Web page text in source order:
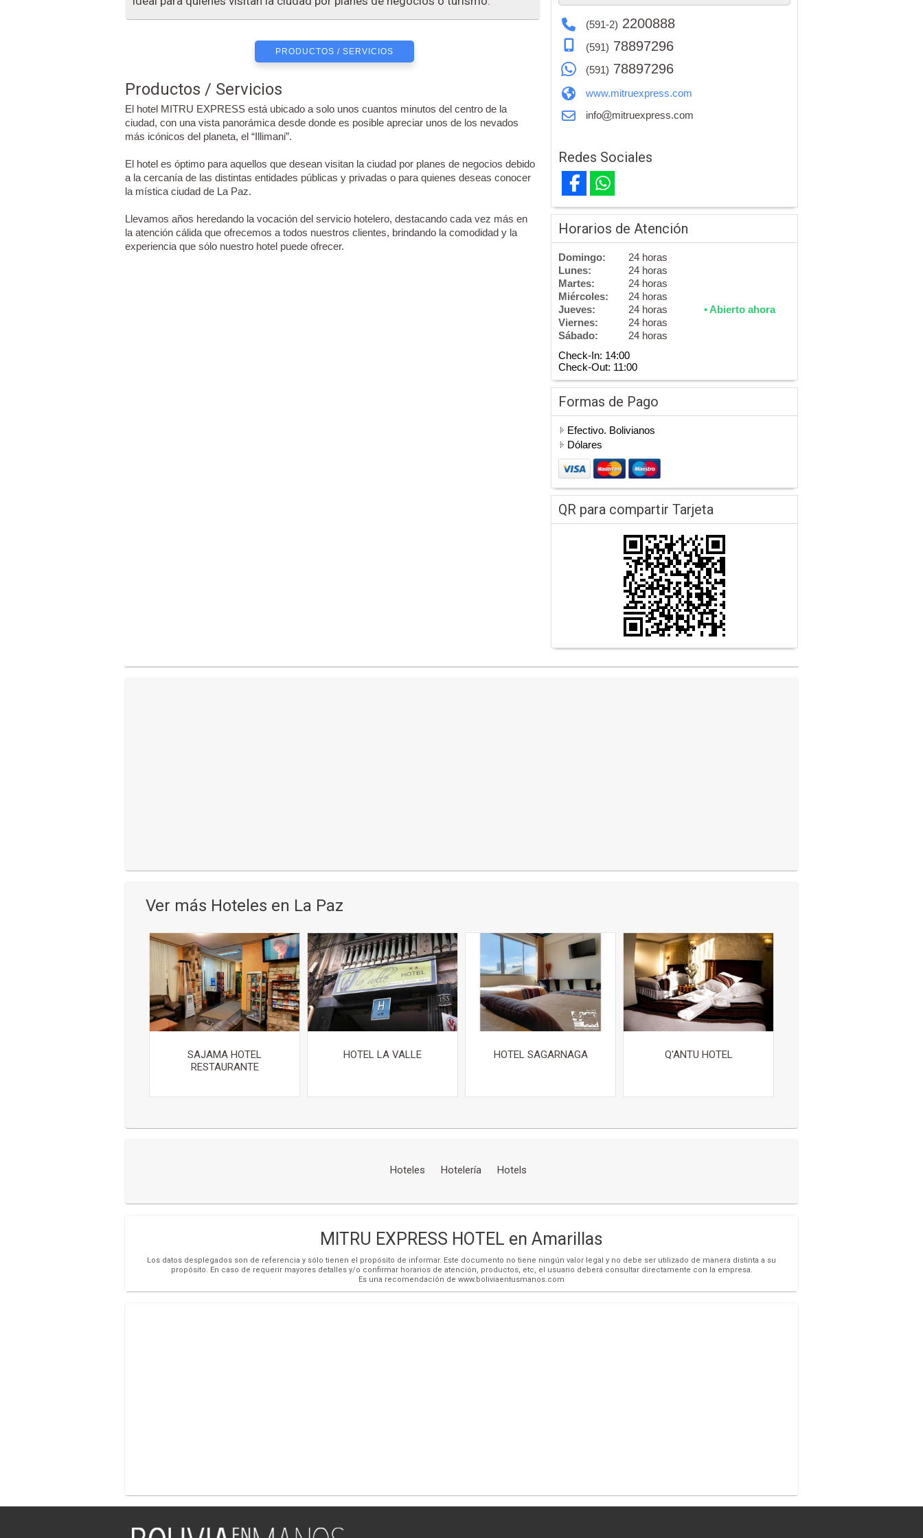
PRODUCTOS / SERVICIOS
Productos / Servicios
El hotel MITRU EXPRESS está ubicado a solo unos cuantos minutos del centro de la
ciudad, con una vista panorámica desde donde es posible apreciar unos de los nevados
más icónicos del planeta, el “Illimani”.
El hotel es óptimo para aquellos que desean visitan la ciudad por planes de negocios debido
a la cercanía de las distintas entidades públicas y privadas o para quienes deseas conocer
la mística ciudad de La Paz.
Llevamos años heredando la vocación del servicio hotelero, destacando cada vez más en
la atención cálida que ofrecemos a todos nuestros clientes, brindando la comodidad y la
experiencia que sólo nuestro hotel puede ofrecer.
(591-2) 2200888
(591) 78897296
(591) 78897296
www.mitruexpress.com
info
mitruexpress.com
Redes Sociales
Horarios de Atención
Domingo:
24 horas
Lunes:
24 horas
Martes:
24 horas
Miércoles:
24 horas
Jueves:
24 horas
• Abierto ahora
Viernes:
24 horas
Sábado:
24 horas
Check-In: 14:00
Check-Out: 11:00
Formas de Pago
Efectivo. Bolivianos
Dólares
QR para compartir Tarjeta
Ver más Hoteles en La Paz
SAJAMA HOTEL
RESTAURANTE
HOTEL LA VALLE HOTEL SAGARNAGA Q'ANTU HOTEL
Hoteles Hotelería Hotels
MITRU EXPRESS HOTEL en Amarillas
Los datos desplegados son de referencia y sólo tienen el propósito de informar. Este documento no tiene ningún valor legal y no debe ser utilizado de manera distinta a su
propósito. En caso de requerir mayores detalles y/o confirmar horarios de atención, productos, etc, el usuario deberá consultar directamente con la empresa.
Es una recomendación de www.boliviaentusmanos.com